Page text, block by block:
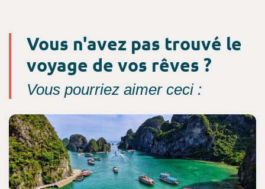
Vous n'avez pas trouvé le
voyage de vos rêves ?
Vous pourriez aimer ceci :
Consultez l'offre de voyage